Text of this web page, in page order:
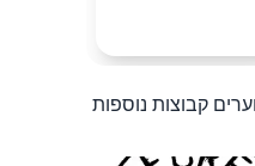
קבוצות נוספות